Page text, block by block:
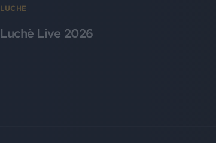
LUCHÈ
Luchè Live 2026